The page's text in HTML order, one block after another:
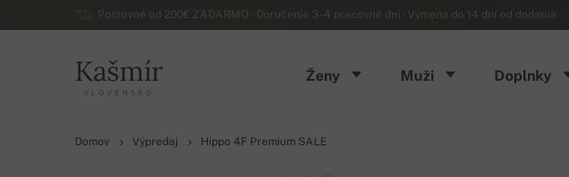
Poštovné od 200€ ZADARMO - Doručenie 3-4 pracovné dni - Výmena do 14 dní od dodania
Kašmír
SLOVENSKO
Ženy Muži Doplnky
Domov Výpredaj Hippo 4F Premium SALE